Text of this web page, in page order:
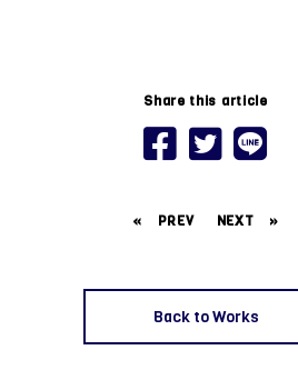
Share this article
« PREV NEXT »
Back to Works